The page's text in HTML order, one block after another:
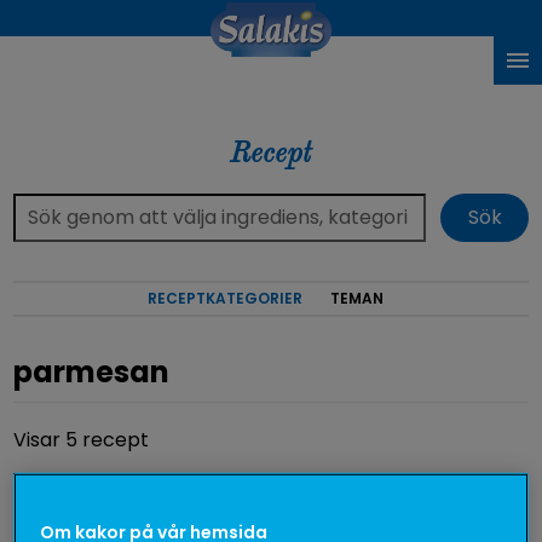
Recept
RECEPTKATEGORIER TEMAN
parmesan
Visar 5 recept
Om kakor på vår hemsida